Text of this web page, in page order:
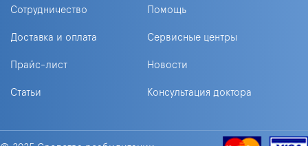
Сотрудничество Помощь
Доставка и оплата Сервисные центры
Прайс-лист Новости
Статьи Консультация доктора